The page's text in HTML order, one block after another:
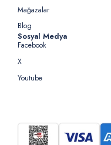
Mağazalar
Blog
Sosyal Medya
Facebook
X
Youtube